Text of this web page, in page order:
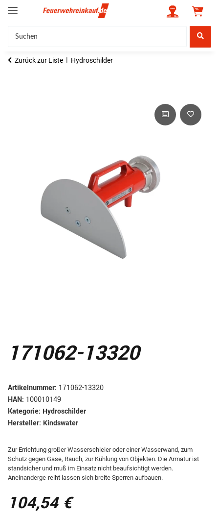
Zurück zur Liste Hydroschilder
171062-13320
Artikelnummer: 171062-13320
HAN: 100010149
Kategorie: Hydroschilder
Hersteller: Kindswater
Zur Errichtung großer Wasserschleier oder einer Wasserwand, zum
Schutz gegen Gase, Rauch, zur Kühlung von Objekten. Die Armatur ist
standsicher und muß im Einsatz nicht beaufsichtigt werden.
Aneinanderge-reiht lassen sich breite Sperren aufbauen.
104,54 €